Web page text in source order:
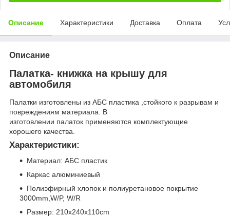
Описание Характеристики Доставка Оплата
Описание
Палатка- книжка на крышу для
автомобиля
Палатки изготовлены из АБС пластика ,стойкого к разрывам и
повреждениям материала. В
изготовлении палаток применяются комплектующие
хорошего качества.
Характеристики:
Материал: АБС пластик
Каркас алюминиевый
Полиэфирный хлопок и полиуретановое покрытие
3000mm,W/P, W/R
Размер: 210x240x110cm